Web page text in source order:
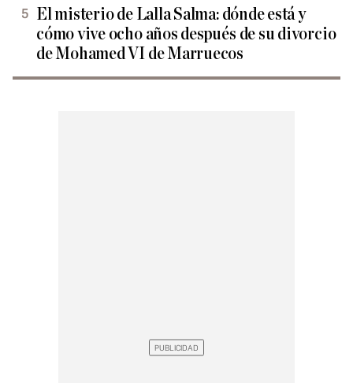
El misterio de Lalla Salma: dónde está y
cómo vive ocho años después de su divorcio
de Mohamed VI de Marruecos